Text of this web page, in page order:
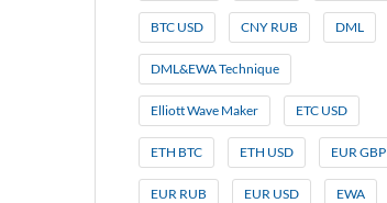
BTC USD CNY RUB DML
DML&EWA Technique
Elliott Wave Maker ETC USD
ETH BTC ETH USD EUR GBP
EUR RUB EUR USD EWA